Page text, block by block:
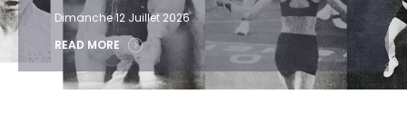
Dimanche 12 Juillet 2026
READ MORE